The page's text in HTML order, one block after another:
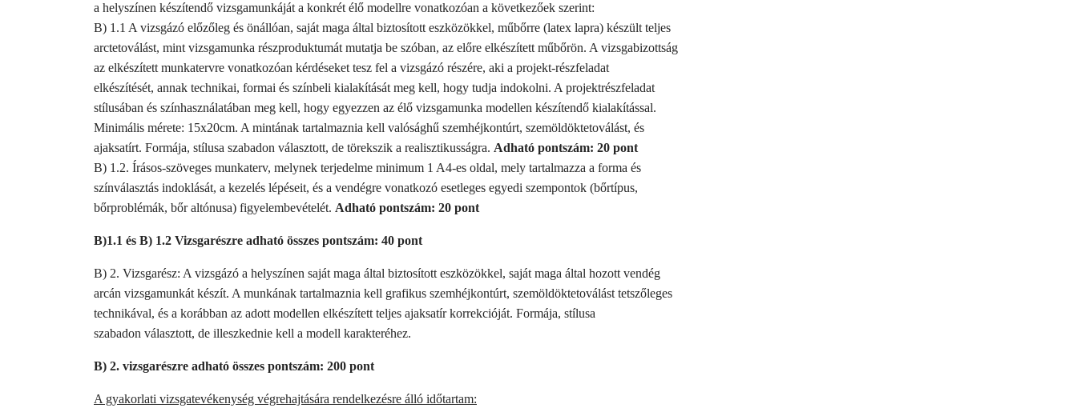
a helyszínen készítendő vizsgamunkáját a konkrét élő modellre vonatkozóan a következőek szerint:
B) 1.1 A vizsgázó előzőleg és önállóan, saját maga által biztosított eszközökkel, műbőrre (latex lapra) készült teljes
arctetoválást, mint vizsgamunka részproduktumát mutatja be szóban, az előre elkészített műbőrön. A vizsgabizottság
az elkészített munkatervre vonatkozóan kérdéseket tesz fel a vizsgázó részére, aki a projekt-részfeladat
elkészítését, annak technikai, formai és színbeli kialakítását meg kell, hogy tudja indokolni. A projektrészfeladat
stílusában és színhasználatában meg kell, hogy egyezzen az élő vizsgamunka modellen készítendő kialakítással.
Minimális mérete: 15x20cm. A mintának tartalmaznia kell valósághű szemhéjkontúrt, szemöldöktetoválást, és
ajaksatírt. Formája, stílusa szabadon választott, de törekszik a realisztikusságra. Adható pontszám: 20 pont
B) 1.2. Írásos-szöveges munkaterv, melynek terjedelme minimum 1 A4-es oldal, mely tartalmazza a forma és
színválasztás indoklását, a kezelés lépéseit, és a vendégre vonatkozó esetleges egyedi szempontok (bőrtípus,
bőrproblémák, bőr altónusa) figyelembevételét. Adható pontszám: 20 pont
B)1.1 és B) 1.2 Vizsgarészre adható összes pontszám: 40 pont
B) 2. Vizsgarész: A vizsgázó a helyszínen saját maga által biztosított eszközökkel, saját maga által hozott vendég
arcán vizsgamunkát készít. A munkának tartalmaznia kell grafikus szemhéjkontúrt, szemöldöktetoválást tetszőleges
technikával, és a korábban az adott modellen elkészített teljes ajaksatír korrekcióját. Formája, stílusa
szabadon választott, de illeszkednie kell a modell karakteréhez.
B) 2. vizsgarészre adható összes pontszám: 200 pont
A gyakorlati vizsgatevékenység végrehajtására rendelkezésre álló időtartam: